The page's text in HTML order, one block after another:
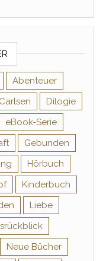
Abenteuer
Carlsen
Dilogie
eBook-Serie
Gebunden
Hörbuch
Kinderbuch
Liebe
Neue Bücher